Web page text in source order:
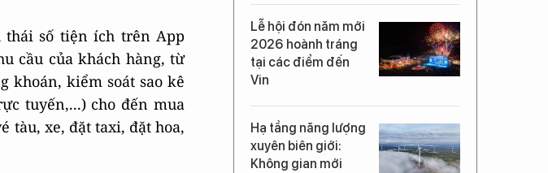
thái số tiện ích trên App
cầu của khách hàng, từ
khoán, kiểm soát sao kê
tuyến,...) cho đến mua
tàu, xe, đặt taxi, đặt hoa,
Lễ hội đón năm mới
2026 hoành tráng
tại các điểm đến
Vin
Hạ tầng năng lượng
xuyên biên giới:
Không gian mới